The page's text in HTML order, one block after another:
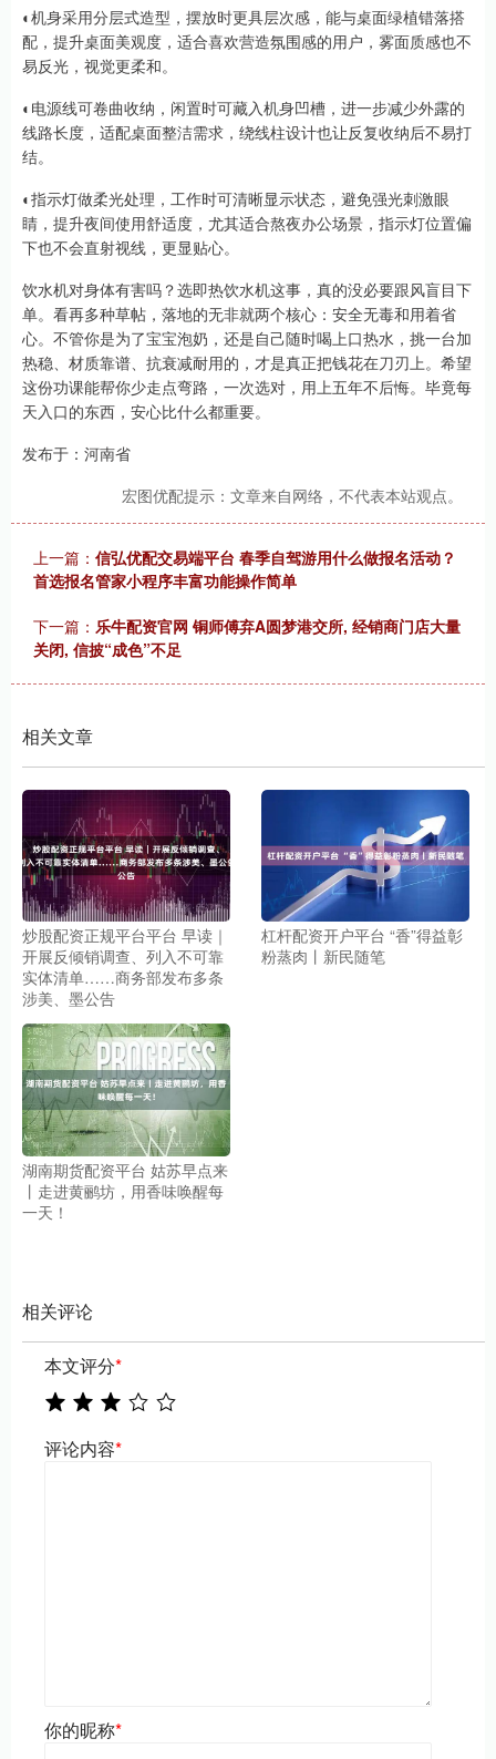
◐机身采用分层式造型，摆放时更具层次感，能与桌面绿植错落搭
配，提升桌面美观度，适合喜欢营造氛围感的用户，雾面质感也不
易反光，视觉更柔和。
◐电源线可卷曲收纳，闲置时可藏入机身凹槽，进一步减少外露的
线路长度，适配桌面整洁需求，绕线柱设计也让反复收纳后不易打
结。
◐指示灯做柔光处理，工作时可清晰显示状态，避免强光刺激眼
睛，提升夜间使用舒适度，尤其适合熬夜办公场景，指示灯位置偏
下也不会直射视线，更显贴心。
饮水机对身体有害吗？选即热饮水机这事，真的没必要跟风盲目下
单。看再多种草帖，落地的无非就两个核心：安全无毒和用着省
心。不管你是为了宝宝泡奶，还是自己随时喝上口热水，挑一台加
热稳、材质靠谱、抗衰减耐用的，才是真正把钱花在刀刃上。希望
这份功课能帮你少走点弯路，一次选对，用上五年不后悔。毕竟每
天入口的东西，安心比什么都重要。
发布于：河南省
宏图优配提示：文章来自网络，不代表本站观点。
上一篇： 信弘优配交易端平台 春季自驾游用什么做报名活动？
首选报名管家小程序丰富功能操作简单
下一篇： 乐牛配资官网 铜师傅弃A圆梦港交所, 经销商门店大量
关闭, 信披“成色”不足
相关文章
炒股配资正规平台平台 早读｜
开展反倾销调查、列入不可靠
实体清单……商务部发布多条
涉美、墨公告
杠杆配资开户平台 “香”得益彰
粉蒸肉丨新民随笔
湖南期货配资平台 姑苏早点来
丨走进黄鹂坊，用香味唤醒每
一天！
相关评论
本文评分*
评论内容*
你的昵称*